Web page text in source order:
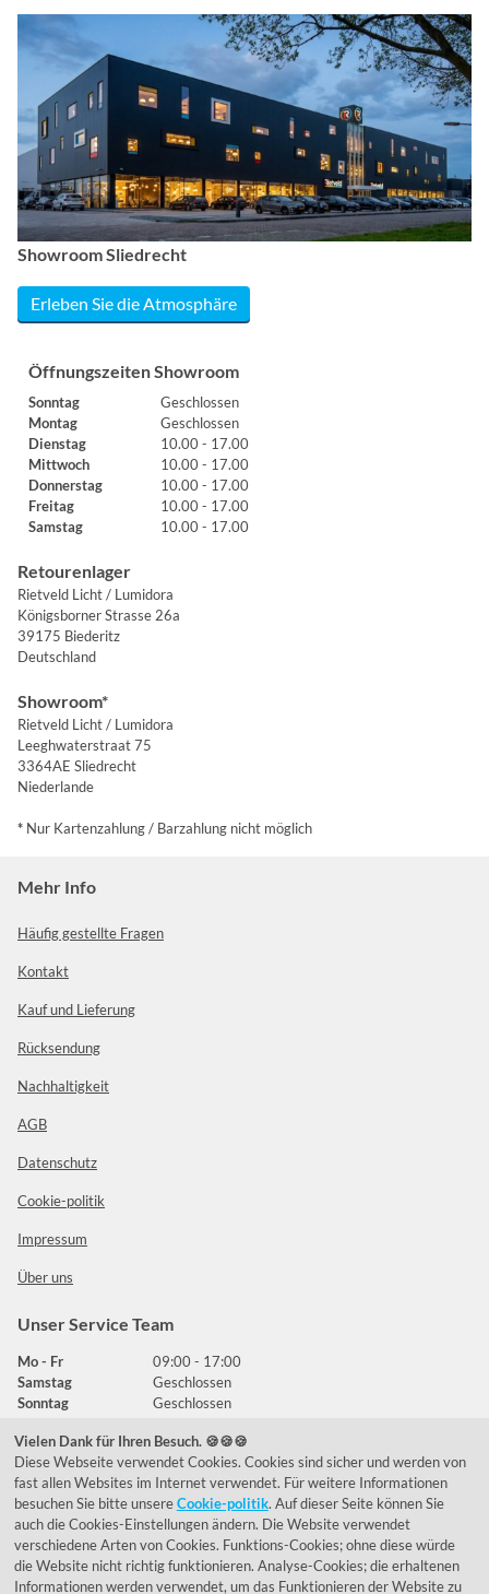
Showroom Sliedrecht
Erleben Sie die Atmosphäre
Öffnungszeiten Showroom
Sonntag
Geschlossen
Montag
Geschlossen
Dienstag
10.00 - 17.00
Mittwoch
10.00 - 17.00
Donnerstag
10.00 - 17.00
Freitag
10.00 - 17.00
Samstag
10.00 - 17.00
Retourenlager
Rietveld Licht / Lumidora
Königsborner Strasse 26a
39175 Biederitz
Deutschland
Showroom*
Rietveld Licht / Lumidora
Leeghwaterstraat 75
3364AE Sliedrecht
Niederlande
* Nur Kartenzahlung / Barzahlung nicht möglich
Mehr Info
Häufig gestellte Fragen
Kontakt
Kauf und Lieferung
Rücksendung
Nachhaltigkeit
AGB
Datenschutz
Cookie-politik
Impressum
Über uns
Unser Service Team
Mo - Fr
09:00 - 17:00
Samstag
Geschlossen
Sonntag
Geschlossen
Häufig gestellte Fragen
039292 - 678215
de@lumidora.com
Vielen Dank für Ihren Besuch. 🍪🍪🍪
Diese Webseite verwendet Cookies. Cookies sind sicher und werden von
fast allen Websites im Internet verwendet. Für weitere Informationen
besuchen Sie bitte unsereCookie-politik. Auf dieser Seite können Sie
auch die Cookies-Einstellungen ändern. Die Website verwendet
verschiedene Arten von Cookies. Funktions-Cookies; ohne diese würde
die Website nicht richtig funktionieren. Analyse-Cookies; die erhaltenen
Informationen werden verwendet, um das Funktionieren der Website zu